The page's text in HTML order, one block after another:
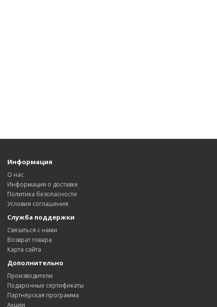
Информация
О нас
Информация о доставке
Политика безопасности
Условия соглашения
Служба поддержки
Связаться с нами
Возврат товара
Карта сайта
Дополнительно
Производители
Подарочные сертификаты
Партнёрская программа
Акции